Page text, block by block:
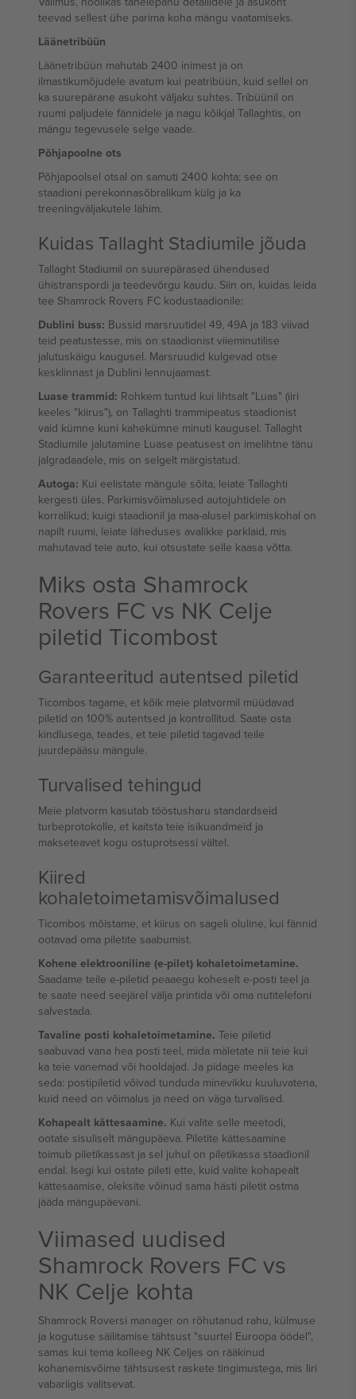
teevad sellest ühe parima koha mängu vaatamiseks.
Läänetribüün
Läänetribüün mahutab 2400 inimest ja on
ilmastikumõjudele avatum kui peatribüün, kuid sellel on
ka suurepärane asukoht väljaku suhtes. Tribüünil on
ruumi paljudele fännidele ja nagu kõikjal Tallaghtis, on
mängu tegevusele selge vaade.
Põhjapoolne ots
Põhjapoolsel otsal on samuti 2400 kohta; see on
staadioni perekonnasõbralikum külg ja ka
treeningväljakutele lähim.
Kuidas Tallaght Stadiumile jõuda
Tallaght Stadiumil on suurepärased ühendused
ühistranspordi ja teedevõrgu kaudu. Siin on, kuidas leida
tee Shamrock Rovers FC kodustaadionile:
Dublini buss: Bussid marsruutidel 49, 49A ja 183 viivad
teid peatustesse, mis on staadionist viieminutilise
jalutuskäigu kaugusel. Marsruudid kulgevad otse
kesklinnast ja Dublini lennujaamast.
Luase trammid: Rohkem tuntud kui lihtsalt "Luas" (iiri
keeles "kiirus"), on Tallaghti trammipeatus staadionist
vaid kümne kuni kahekümne minuti kaugusel. Tallaght
Stadiumile jalutamine Luase peatusest on imelihtne tänu
jalgradaadele, mis on selgelt märgistatud.
Autoga: Kui eelistate mängule sõita, leiate Tallaghti
kergesti üles. Parkimisvõimalused autojuhtidele on
korralikud; kuigi staadionil ja maa-alusel parkimiskohal on
napilt ruumi, leiate läheduses avalikke parklaid, mis
mahutavad teie auto, kui otsustate selle kaasa võtta.
Miks osta Shamrock
Rovers FC vs NK Celje
piletid Ticombost
Garanteeritud autentsed piletid
Ticombos tagame, et kõik meie platvormil müüdavad
piletid on 100% autentsed ja kontrollitud. Saate osta
kindlusega, teades, et teie piletid tagavad teile
juurdepääsu mängule.
Turvalised tehingud
Meie platvorm kasutab tööstusharu standardseid
turbeprotokolle, et kaitsta teie isikuandmeid ja
makseteavet kogu ostuprotsessi vältel.
Kiired
kohaletoimetamisvõimalused
Ticombos mõistame, et kiirus on sageli oluline, kui fännid
ootavad oma piletite saabumist.
Kohene elektrooniline (e-pilet) kohaletoimetamine.
Saadame teile e-piletid peaaegu koheselt e-posti teel ja
te saate need seejärel välja printida või oma nutitelefoni
salvestada.
Tavaline posti kohaletoimetamine. Teie piletid
saabuvad vana hea posti teel, mida mäletate nii teie kui
ka teie vanemad või hooldajad. Ja pidage meeles ka
seda: postipiletid võivad tunduda minevikku kuuluvatena,
kuid need on võimalus ja need on väga turvalised.
Kohapealt kättesaamine. Kui valite selle meetodi,
ootate sisuliselt mängupäeva. Piletite kättesaamine
toimub piletikassast ja sel juhul on piletikassa staadionil
endal. Isegi kui ostate pileti ette, kuid valite kohapealt
kättesaamise, oleksite võinud sama hästi piletit ostma
jääda mängupäevani.
Viimased uudised
Shamrock Rovers FC vs
NK Celje kohta
Shamrock Roversi manager on rõhutanud rahu, külmuse
ja kogutuse säilitamise tähtsust "suurtel Euroopa öödel",
samas kui tema kolleeg NK Celjes on rääkinud
kohanemisvõime tähtsusest raskete tingimustega, mis Iiri
vabariigis valitsevat.